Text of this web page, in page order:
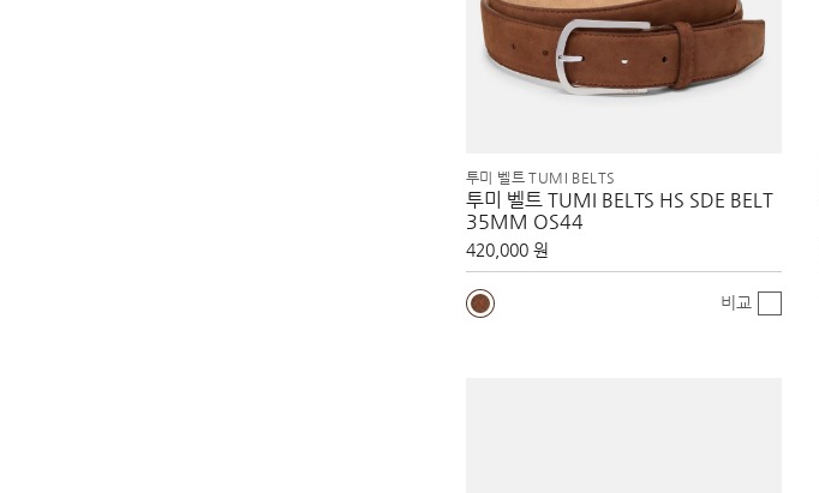
투미 벨트 TUMI BELTS
투미 벨트 TUMI BELTS HS SDE BELT
35MM OS44
420,000 원
비교